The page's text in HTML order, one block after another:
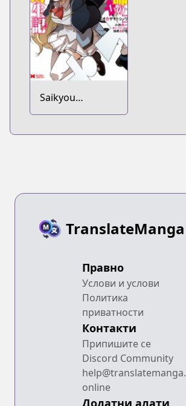
Saikyou
Onmyouji no
TranslateManga
Правно
Услови и услови
Политика
приватности
Контакти
Припишите се
Discord Community
help@translatemanga.
online
Додатни алати